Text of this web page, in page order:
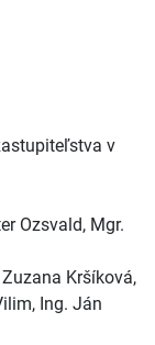
v
Ozsvald, Mgr.
Kršíková,
Ing. Ján